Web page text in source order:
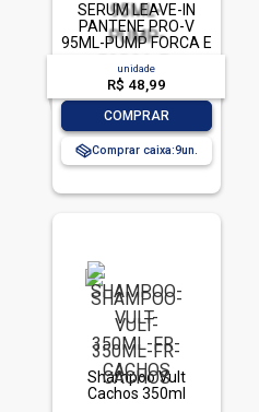
SERUM LEAVE-IN
PANTENE PRO-V
95ML-PUMP FORCA E
NUTRICAO
unidade
R$ 48,99
COMPRAR
Comprar caixa:9
Shampoo Vult
Cachos 350ml